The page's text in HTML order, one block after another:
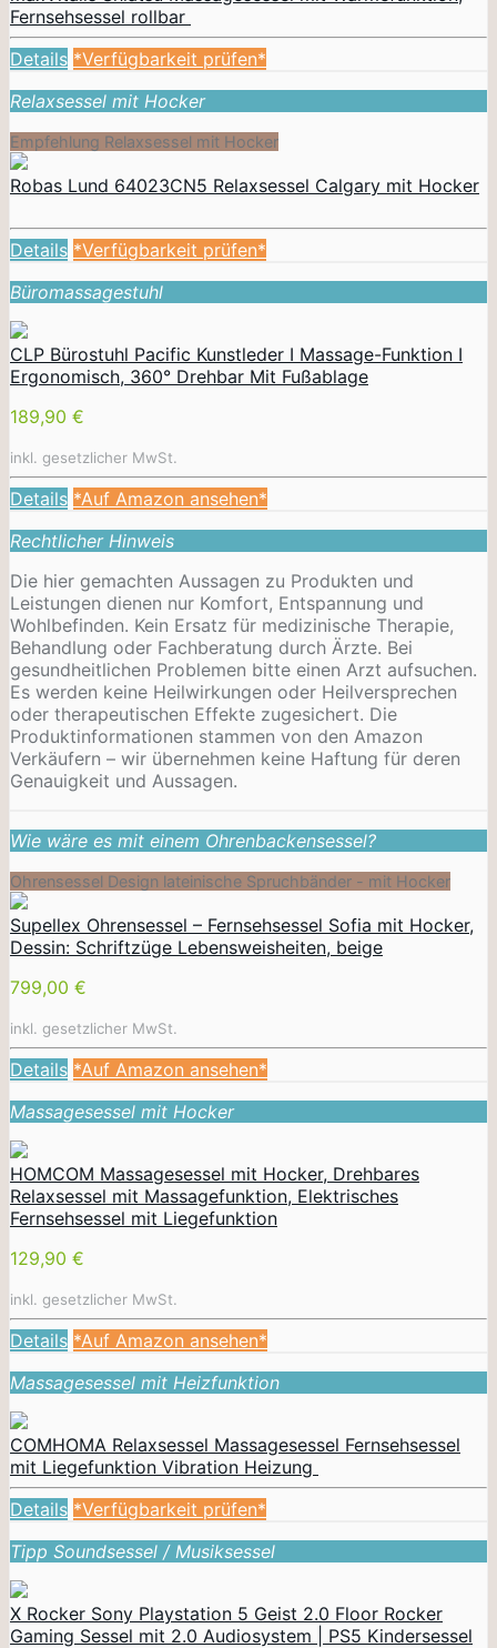
Fernsehsessel rollbar
Details *Verfügbarkeit prüfen*
Relaxsessel mit Hocker
Empfehlung Relaxsessel mit Hocker
Robas Lund 64023CN5 Relaxsessel Calgary mit Hocker
Details *Verfügbarkeit prüfen*
Büromassagestuhl
CLP Bürostuhl Pacific Kunstleder I Massage-Funktion I
Ergonomisch, 360° Drehbar Mit Fußablage
189,90 €
inkl. gesetzlicher MwSt.
Details *Auf Amazon ansehen*
Rechtlicher Hinweis
Die hier gemachten Aussagen zu Produkten und
Leistungen dienen nur Komfort, Entspannung und
Wohlbefinden. Kein Ersatz für medizinische Therapie,
Behandlung oder Fachberatung durch Ärzte. Bei
gesundheitlichen Problemen bitte einen Arzt aufsuchen.
Es werden keine Heilwirkungen oder Heilversprechen
oder therapeutischen Effekte zugesichert. Die
Produktinformationen stammen von den Amazon
Verkäufern – wir übernehmen keine Haftung für deren
Genauigkeit und Aussagen.
Wie wäre es mit einem Ohrenbackensessel?
Ohrensessel Design lateinische Spruchbänder - mit Hocker
Supellex Ohrensessel – Fernsehsessel Sofia mit Hocker,
Dessin: Schriftzüge Lebensweisheiten, beige
799,00 €
inkl. gesetzlicher MwSt.
Details *Auf Amazon ansehen*
Massagesessel mit Hocker
HOMCOM Massagesessel mit Hocker, Drehbares
Relaxsessel mit Massagefunktion, Elektrisches
Fernsehsessel mit Liegefunktion
129,90 €
inkl. gesetzlicher MwSt.
Details *Auf Amazon ansehen*
Massagesessel mit Heizfunktion
COMHOMA Relaxsessel Massagesessel Fernsehsessel
mit Liegefunktion Vibration Heizung
Details *Verfügbarkeit prüfen*
Tipp Soundsessel / Musiksessel
X Rocker Sony Playstation 5 Geist 2.0 Floor Rocker
Gaming Sessel mit 2.0 Audiosystem | PS5 Kindersessel